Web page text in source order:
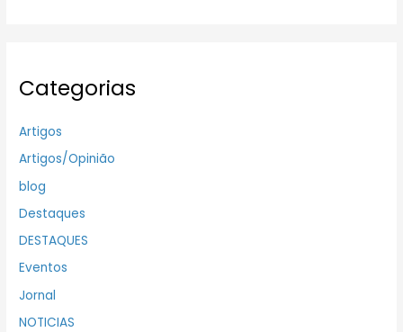
Categorias
Artigos
Artigos/Opinião
blog
Destaques
DESTAQUES
Eventos
Jornal
NOTICIAS